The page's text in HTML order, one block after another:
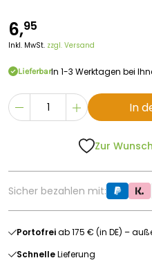
6,95
Inkl. MwSt. zzgl. Versand
LieferbarIn 1-3 Werktagen bei
In
Zur
Sicher bezahlen mit:
Portofreiab 175 € (in DE) –
SchnelleLieferung